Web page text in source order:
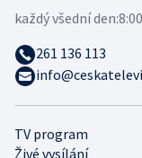
TV program
Živé vysílání
každý všední den:
261 136 113